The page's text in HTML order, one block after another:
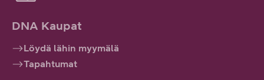
DNA Kaupat
Löydä lähin myymälä
Tapahtumat